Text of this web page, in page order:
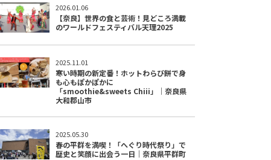
2026.01.06
【奈良】世界の食と芸術！見どころ満載
のワールドフェスティバル天理2025
2025.11.01
寒い時期の新定番！ホットわらび餅で身
も心もぽかぽかに
「smoothie&sweets Chiii」｜奈良県
大和郡山市
2025.05.30
春の平群を満喫！「へぐり時代祭り」で
歴史と笑顔に出会う一日｜奈良県平群町